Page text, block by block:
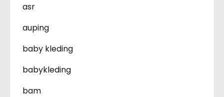
asr
auping
baby kleding
babykleding
bam